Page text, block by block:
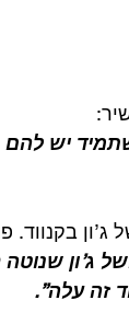
יש להם
ג’ון
זה עלה”.